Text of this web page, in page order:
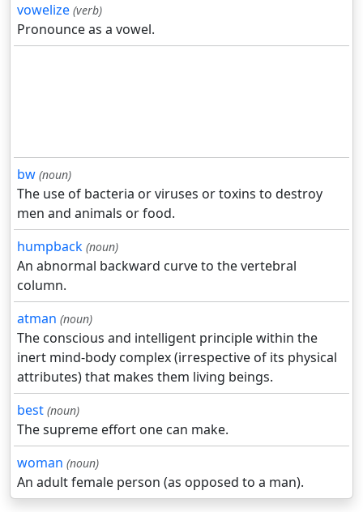
vowelize (verb)
Pronounce as a vowel.
bw (noun)
The use of bacteria or viruses or toxins to destroy
men and animals or food.
humpback (noun)
An abnormal backward curve to the vertebral
column.
atman (noun)
The conscious and intelligent principle within the
inert mind-body complex (irrespective of its physical
attributes) that makes them living beings.
best (noun)
The supreme effort one can make.
woman (noun)
An adult female person (as opposed to a man).